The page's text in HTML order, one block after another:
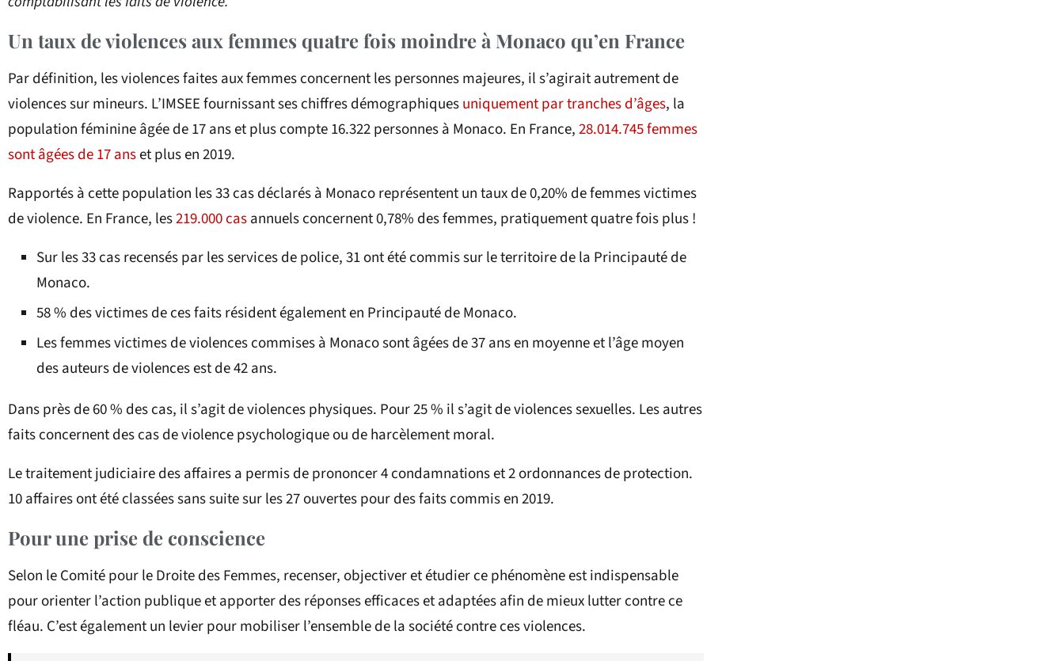
Un taux de violences aux femmes quatre fois moindre à Monaco qu’en France
Par définition, les violences faites aux femmes concernent les personnes majeures, il s’agirait autrement de
violences sur mineurs. L’IMSEE fournissant ses chiffres démographiquesuniquement par tranches d’âges, la
population féminine âgée de 17 ans et plus compte 16.322 personnes à Monaco. En France,28.014.745 femmes
sont âgées de 17 anset plus en 2019.
Rapportés à cette population les 33 cas déclarés à Monaco représentent un taux de 0,20% de femmes victimes
de violence. En France, les219.000 casannuels concernent 0,78% des femmes, pratiquement quatre fois plus !
Sur les 33 cas recensés par les services de police, 31 ont été commis sur le territoire de la Principauté de
Monaco.
58 % des victimes de ces faits résident également en Principauté de Monaco.
Les femmes victimes de violences commises à Monaco sont âgées de 37 ans en moyenne et l’âge moyen
des auteurs de violences est de 42 ans.
Dans près de 60 % des cas, il s’agit de violences physiques. Pour 25 % il s’agit de violences sexuelles. Les autres
faits concernent des cas de violence psychologique ou de harcèlement moral.
Le traitement judiciaire des affaires a permis de prononcer 4 condamnations et 2 ordonnances de protection.
10 affaires ont été classées sans suite sur les 27 ouvertes pour des faits commis en 2019.
Pour une prise de conscience
Selon le Comité pour le Droite des Femmes, recenser, objectiver et étudier ce phénomène est indispensable
pour orienter l’action publique et apporter des réponses efficaces et adaptées afin de mieux lutter contre ce
fléau. C’est également un levier pour mobiliser l’ensemble de la société contre ces violences.